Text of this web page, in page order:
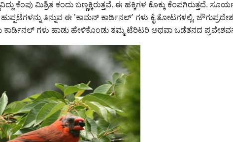
ಕೆಂಪು ಮಿಶ್ರಿತ ಕಂದು ಬಣ್ಣಕ್ಕಿರುತ್ತವೆ. ಈ ಹಕ್ಕಿಗಳ ಕೊಕ್ಕು ಕೆಂಪಗಿರುತ್ತದೆ.
ತಿನ್ನುವ ಈ ’ಕಾಮನ್ ಕಾರ್ಡಿನಲ್’ ಗಳು ಕೈ ತೋಟಗಳಲ್ಲಿ,
ಕಾರ್ಡಿನಲ್ ಗಳು ಹಾಡು ಹೇಳಿಕೊಂಡು ತಮ್ಮ ಟೆರಿಟರಿ ಅಥವಾ ಒಡೆತನದ